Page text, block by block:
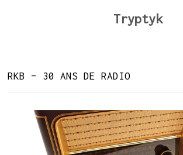
Tryptyk
RKB – 30 ANS DE RADIO